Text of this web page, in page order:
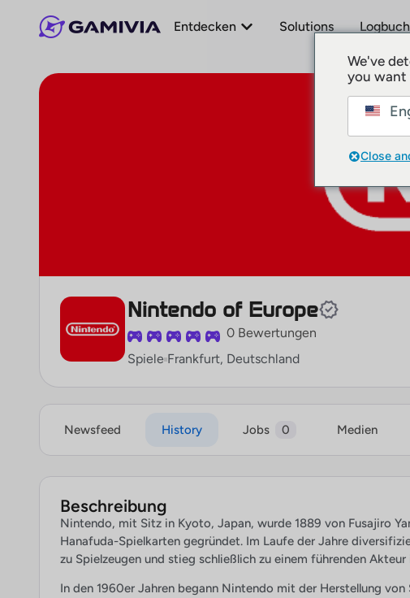
Entdecken Solutions Logbuch
Nintendo of Europe
0 Bewertungen
Spiele Frankfurt, Deutschland
Newsfeed History Jobs 0 Medien
Beschreibung
Nintendo, mit Sitz in Kyoto, Japan, wurde 1889 von Fusajiro
Hanafuda-Spielkarten gegründet. Im Laufe der Jahre
zu Spielzeugen und stieg schließlich zu einem führenden
In den 1960er Jahren begann Nintendo mit der Herstellung
We've
you want
Close